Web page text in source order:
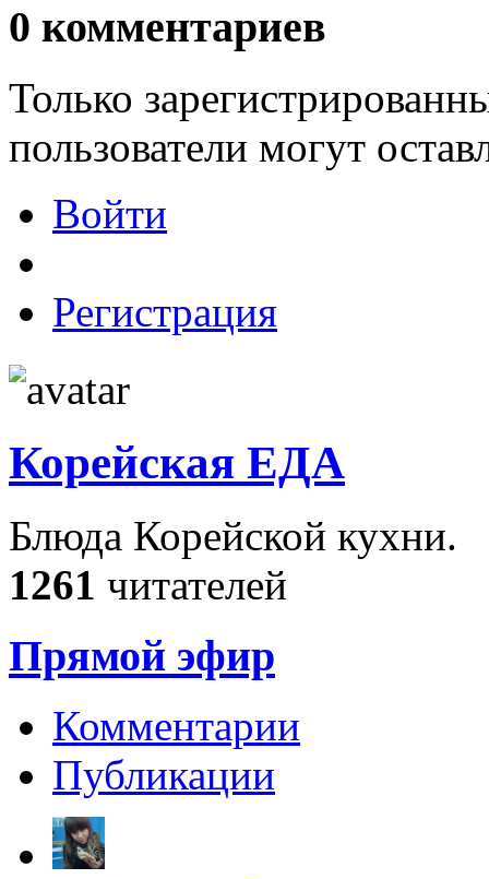
0 комментариев
Только
пользователи могут
Войти
Регистрация
Корейская ЕДА
Блюда Корейской кухни.
1261 читателей
Прямой эфир
Комментарии
Публикации